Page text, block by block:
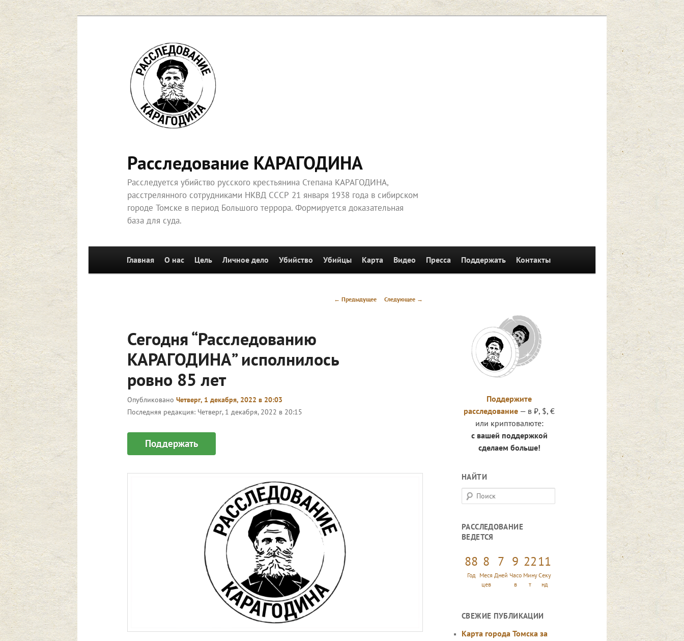
Перейти
к
основному
содержимому
Расследование КАРАГОДИНА
Расследуется убийство русского крестьянина Степана КАРАГОДИНА,
расстрелянного сотрудниками НКВД СССР 21 января 1938 года в сибирском
городе Томске в период Большого террора. Формируется доказательная
база для суда.
Перейти к основному содержимому
Главная О нас Цель Личное дело Убийство Убийцы Карта Видео Пресса Поддержать Контакты
Навигация
← Предыдущее Следующее →
Сегодня “Расследованию
КАРАГОДИНА” исполнилось
ровно 85 лет
Опубликовано Четверг, 1 декабря, 2022 в 20:03
Последняя редакция: Четверг, 1 декабря, 2022 в 20:15
Поддержать
Поддержите
расследование — в ₽, $, €
или криптовалюте:
с вашей поддержкой
сделаем больше!
НАЙТИ
П
о
с
к
РАССЛЕДОВАНИЕ
ВЕДЕТСЯ
88
Год
8
Меся
цев
7
Дней
9
Часо
в
22
Мину
т
12
Секу
нд
СВЕЖИЕ ПУБЛИКАЦИИ
Карта города Томска за